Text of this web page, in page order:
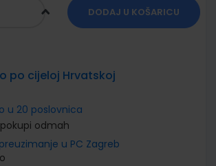
DODAJ U KOŠARICU
po cijeloj Hrvatskoj
u 20 poslovnica
odmah
u PC Zagreb